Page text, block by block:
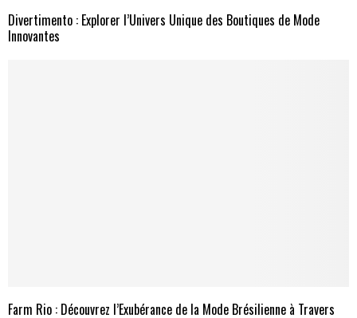
Divertimento : Explorer l’Univers Unique des Boutiques de Mode
Innovantes
Farm Rio : Découvrez l’Exubérance de la Mode Brésilienne à Travers